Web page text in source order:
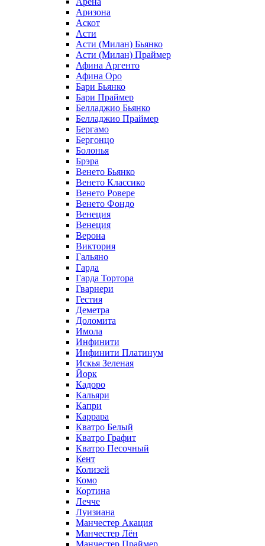
Аризона
Аскот
Асти
Асти (Милан) Бьянко
Асти (Милан) Праймер
Афина Аргенто
Афина Оро
Бари Бьянко
Бари Праймер
Белладжио Бьянко
Белладжио Праймер
Бергамо
Бергонцо
Болонья
Брэра
Венето Бьянко
Венето Классико
Венето Ровере
Венето Фондо
Венеция
Венеция
Верона
Виктория
Гальяно
Гарда
Гарда Тортора
Гварнери
Гестия
Деметра
Доломита
Имола
Инфинити
Инфинити Платинум
Искья Зеленая
Йорк
Кадоро
Кальяри
Капри
Каррара
Кватро Белый
Кватро Графит
Кватро Песочный
Кент
Колизей
Комо
Кортина
Лечче
Луизиана
Манчестер Акация
Манчестер Лён
Манчестер Праймер